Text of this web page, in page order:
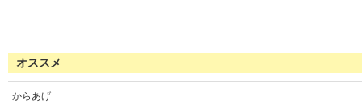
オススメ
からあげ